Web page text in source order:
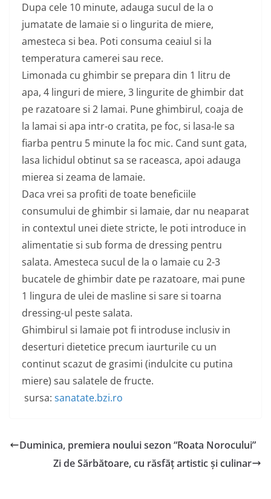
Dupa cele 10 minute, adauga sucul de la o
jumatate de lamaie si o lingurita de miere,
amesteca si bea. Poti consuma ceaiul si la
temperatura camerei sau rece.
Limonada cu ghimbir se prepara din 1 litru de
apa, 4 linguri de miere, 3 lingurite de ghimbir dat
pe razatoare si 2 lamai. Pune ghimbirul, coaja de
la lamai si apa intr-o cratita, pe foc, si lasa-le sa
fiarba pentru 5 minute la foc mic. Cand sunt gata,
lasa lichidul obtinut sa se raceasca, apoi adauga
mierea si zeama de lamaie.
Daca vrei sa profiti de toate beneficiile
consumului de ghimbir si lamaie, dar nu neaparat
in contextul unei diete stricte, le poti introduce in
alimentatie si sub forma de dressing pentru
salata. Amesteca sucul de la o lamaie cu 2-3
bucatele de ghimbir date pe razatoare, mai pune
1 lingura de ulei de masline si sare si toarna
dressing-ul peste salata.
Ghimbirul si lamaie pot fi introduse inclusiv in
deserturi dietetice precum iaurturile cu un
continut scazut de grasimi (indulcite cu putina
miere) sau salatele de fructe.
sursa: sanatate.bzi.ro
Duminica, premiera noului sezon “Roata Norocului”
Zi de Sărbătoare, cu răsfăț artistic și culinar